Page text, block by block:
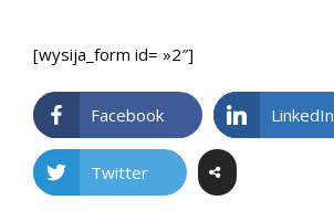
[wysija_form id= »2″]
Facebook LinkedIn
Twitter